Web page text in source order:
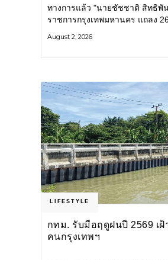
ทางการแล้ว "นายชัชชาติ สิทธิพั
ราชการกรุงเทพมหานคร แถลง
ยุทธศาสตร์ จัดทำตัวชี้วัด
August 2, 2026
LIFESTYLE
กทม. รับมือฤดูฝนปี 2569 เฝ้
คนกรุงเทพฯ